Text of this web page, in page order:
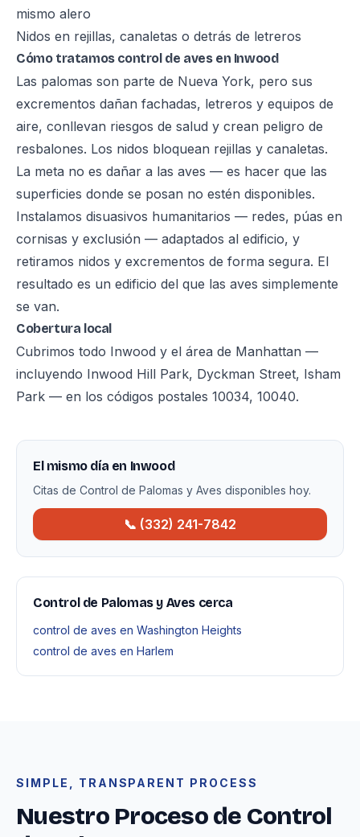
mismo alero
Nidos en rejillas, canaletas o detrás de letreros
Cómo tratamos control de aves en Inwood
Las palomas son parte de Nueva York, pero sus
excrementos dañan fachadas, letreros y equipos de
aire, conllevan riesgos de salud y crean peligro de
resbalones. Los nidos bloquean rejillas y canaletas.
La meta no es dañar a las aves — es hacer que las
superficies donde se posan no estén disponibles.
Instalamos disuasivos humanitarios — redes, púas en
cornisas y exclusión — adaptados al edificio, y
retiramos nidos y excrementos de forma segura. El
resultado es un edificio del que las aves simplemente
se van.
Cobertura local
Cubrimos todo Inwood y el área de Manhattan —
incluyendo Inwood Hill Park, Dyckman Street, Isham
Park — en los códigos postales 10034, 10040.
El mismo día en Inwood
Citas de Control de Palomas y Aves disponibles hoy.
📞 (332) 241-7842
Control de Palomas y Aves cerca
control de aves en Washington Heights
control de aves en Harlem
SIMPLE, TRANSPARENT PROCESS
Nuestro Proceso de Control